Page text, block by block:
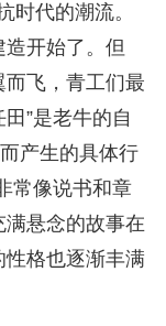
时代的潮流。
开始了。但
飞，青工们最
”是老牛的自
产生的具体行
常像说书和章
满悬念的故事在
性格也逐渐丰满